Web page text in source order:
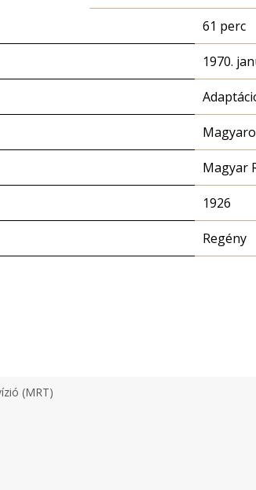
61 perc
1970.
Magyar
1926
Regény
(MRT)